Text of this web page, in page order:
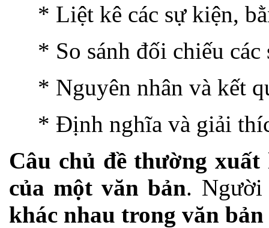
* Liệt kê các sự kiện,
* So sánh đối chiếu
* Nguyên nhân và kết
* Định nghĩa và giải
Câu chủ đề thường
của một văn bản.
khác nhau trong văn bản